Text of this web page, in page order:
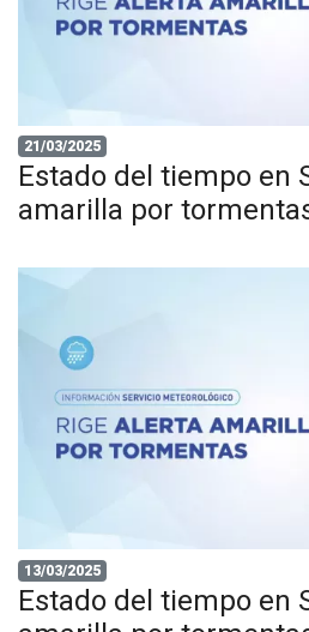
21/03/2025
Estado del tiempo en
amarilla por
13/03/2025
Estado del tiempo en